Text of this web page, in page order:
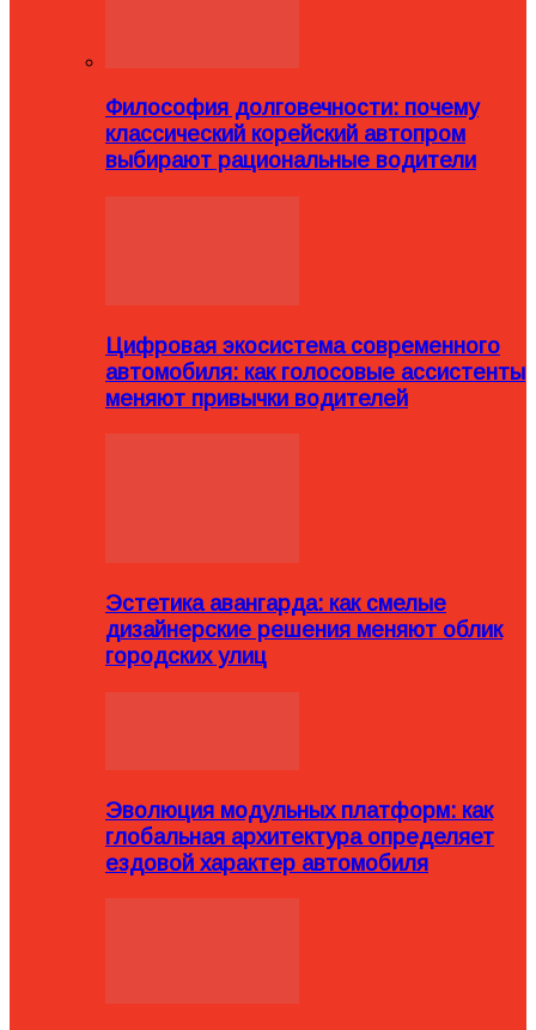
Философия долговечности: почему
классический корейский автопром
выбирают рациональные водители
Цифровая экосистема современного
автомобиля: как голосовые ассистенты
меняют привычки водителей
Эстетика авангарда: как смелые
дизайнерские решения меняют облик
городских улиц
Эволюция модульных платформ: как
глобальная архитектура определяет
ездовой характер автомобиля